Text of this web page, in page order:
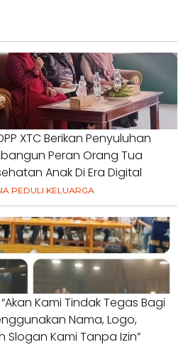
XTC Berikan Penyuluhan
Peran Orang Tua
Anak Di Era Digital
PEDULI KELUARGA
Kami Tindak Tegas Bagi
Nama, Logo,
Slogan Kami Tanpa Izin”